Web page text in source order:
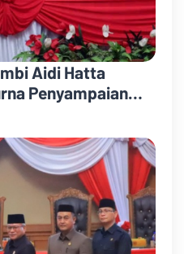
Aidi Hatta
Penyampaian
KUA-PPAS Tahun